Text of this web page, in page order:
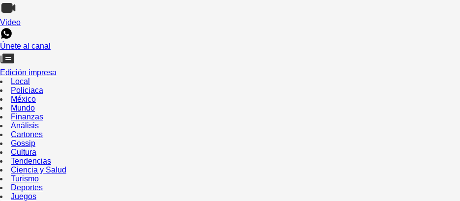
Video
Únete al canal
Edición impresa
Local
Policiaca
México
Mundo
Finanzas
Análisis
Cartones
Gossip
Cultura
Tendencias
Ciencia y Salud
Turismo
Deportes
Juegos